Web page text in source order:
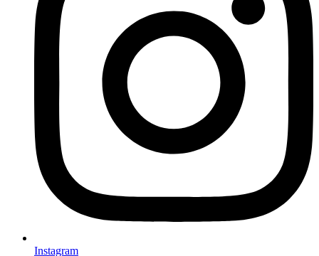
Instagram